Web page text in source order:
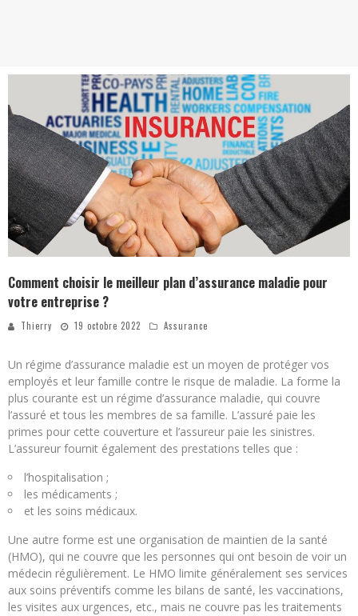
Comment choisir le meilleur plan d’assurance maladie pour
votre entreprise ?
Thierry 19 octobre 2022 Assurance
Un régime d’assurance maladie est un moyen de protéger vos
employés et leur famille contre le risque de maladie. La forme la
plus courante est un régime d’assurance maladie, qui couvre
l’assuré et tous les membres de sa famille. L’assuré paie les
primes pour cette couverture et l’assureur paie les sinistres.
L’assureur fournit également des prestations telles que :
l’hospitalisation ;
les médicaments ;
et les soins médicaux.
Une autre forme est une organisation de maintien de la santé
(HMO), qui ne couvre que les personnes qui ont besoin de voir un
médecin régulièrement. Le HMO limite généralement ses services
aux soins préventifs comme les bilans de santé, les vaccinations,
les visites aux urgences, etc., mais ne couvre pas les traitements